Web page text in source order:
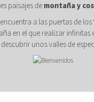
paisajes de montaña y
a las puertas de los
en el que realizar infinitas
unos valles de